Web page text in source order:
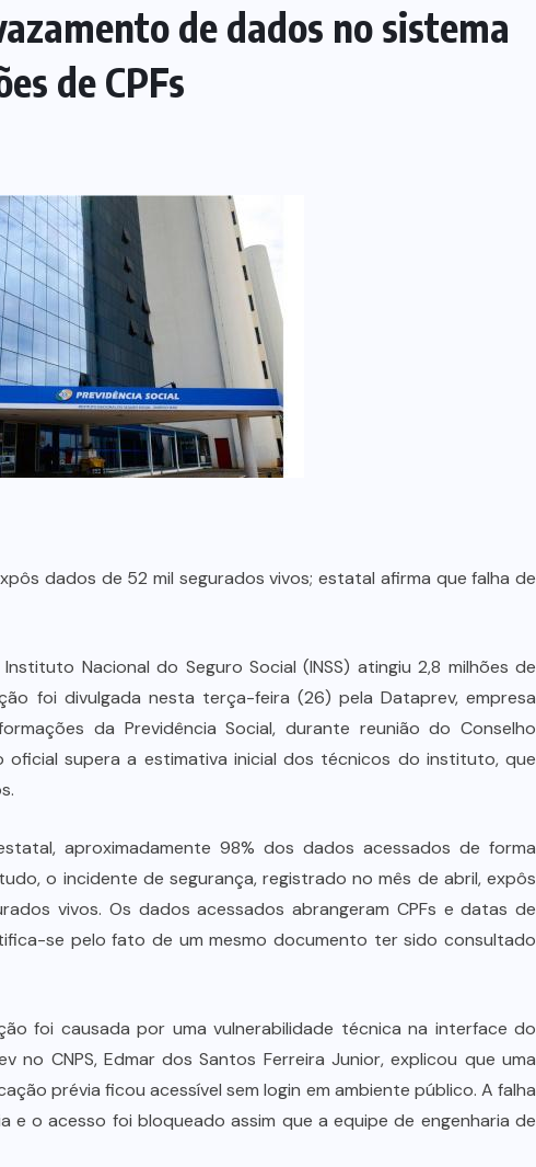
de dados no sistema
de CPFs
dados de 52 mil segurados vivos; estatal afirma que falha de
Nacional do Seguro Social (INSS) atingiu 2,8 milhões de
foi divulgada nesta terça-feira (26) pela Dataprev, empresa
da Previdência Social, durante reunião do Conselho
oficial supera a estimativa inicial dos técnicos do instituto, que
aproximadamente 98% dos dados acessados de forma
o incidente de segurança, registrado no mês de abril, expôs
vivos. Os dados acessados abrangeram CPFs e datas de
se pelo fato de um mesmo documento ter sido consultado
foi causada por uma vulnerabilidade técnica na interface do
no CNPS, Edmar dos Santos Ferreira Junior, explicou que uma
prévia ficou acessível sem login em ambiente público. A falha
o acesso foi bloqueado assim que a equipe de engenharia de